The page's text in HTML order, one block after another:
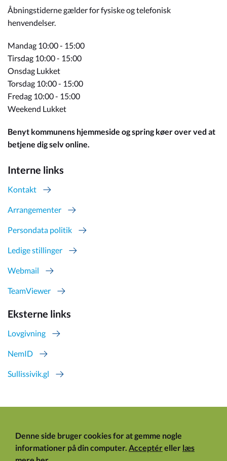
Åbningstiderne gælder for fysiske og telefonisk
henvendelser.
Mandag 10:00 - 15:00
Tirsdag 10:00 - 15:00
Onsdag Lukket
Torsdag 10:00 - 15:00
Fredag 10:00 - 15:00
Weekend Lukket
Benyt kommunens hjemmeside og spring køer over ved at
betjene dig selv online.
Interne links
Kontakt
Arrangementer
Persondata politik
Ledige stillinger
Webmail
TeamViewer
Eksterne links
Lovgivning
NemID
Sullissivik.gl
Denne side bruger cookies for at gemme nogle
informationer på din computer. Acceptéreller læs